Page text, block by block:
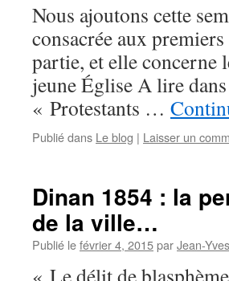
Nous ajoutons cette
consacrée aux
partie, et elle concerne
jeune Église A lire
« Protestants …
Publié dans Le blog | Laisser un
Dinan 1854 : la
de la ville…
Publié lefévrier 4, 2015parJean-
« Le délit de